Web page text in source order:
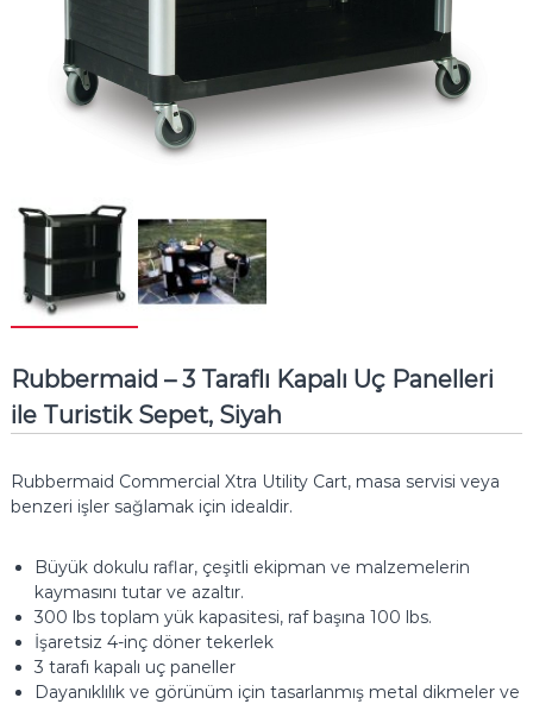
Rubbermaid – 3 Taraflı Kapalı Uç Panelleri
ile Turistik Sepet, Siyah
Rubbermaid Commercial Xtra Utility Cart, masa servisi veya
benzeri işler sağlamak için idealdir.
Büyük dokulu raflar, çeşitli ekipman ve malzemelerin
kaymasını tutar ve azaltır.
300 lbs toplam yük kapasitesi, raf başına 100 lbs.
İşaretsiz 4-inç döner tekerlek
3 tarafı kapalı uç paneller
Dayanıklılık ve görünüm için tasarlanmış metal dikmeler ve